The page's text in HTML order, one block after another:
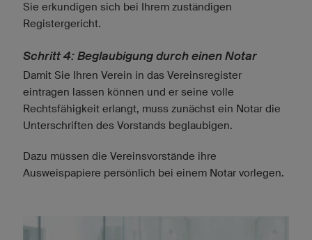
Sie erkundigen sich bei Ihrem zuständigen
Registergericht.
Schritt 4: Beglaubigung durch einen Notar
Damit Sie Ihren Verein in das Vereinsregister
eintragen lassen können und er seine volle
Rechtsfähigkeit erlangt, muss zunächst ein Notar die
Unterschriften des Vorstands beglaubigen.
Dazu müssen die Vereinsvorstände ihre
Ausweispapiere persönlich bei einem Notar vorlegen.